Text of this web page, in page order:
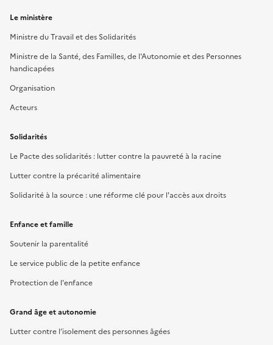
Le ministère
Ministre du Travail et des Solidarités
Ministre de la Santé, des Familles, de l'Autonomie et des Personnes
handicapées
Organisation
Acteurs
Solidarités
Le Pacte des solidarités : lutter contre la pauvreté à la racine
Lutter contre la précarité alimentaire
Solidarité à la source : une réforme clé pour l'accès aux droits
Enfance et famille
Soutenir la parentalité
Le service public de la petite enfance
Protection de l'enfance
Grand âge et autonomie
Lutter contre l’isolement des personnes âgées